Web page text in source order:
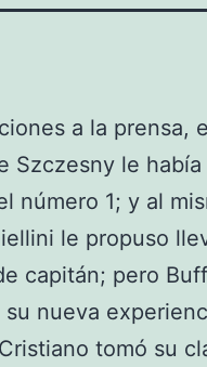
a la prensa,
Szczesny le
número 1; y al
le propuso
capitán; pero
su nueva
tomó su